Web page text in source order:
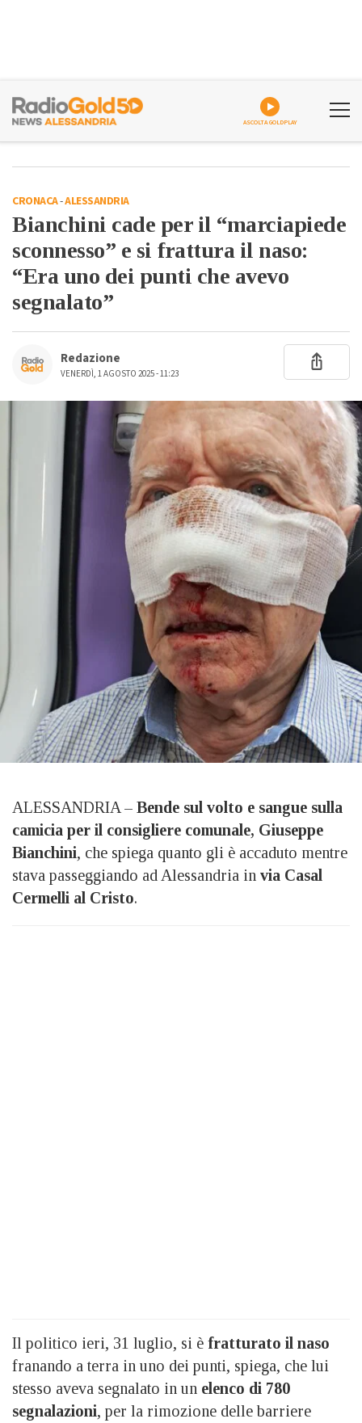
ASCOLTA GOLDPLAY
CRONACA-ALESSANDRIA
Bianchini cade per il “marciapiede
sconnesso” e si frattura il naso:
“Era uno dei punti che avevo
segnalato”
Redazione
VENERDÌ, 1 AGOSTO 2025 - 11:23
ALESSANDRIA – Bende sul volto e sangue sulla
camicia per il consigliere comunale, Giuseppe
Bianchini, che spiega quanto gli è accaduto mentre
stava passeggiando ad Alessandria in via Casal
Cermelli al Cristo.
Il politico ieri, 31 luglio, si è fratturato il naso
franando a terra in uno dei punti, spiega, che lui
stesso aveva segnalato in un elenco di 780
segnalazioni, per la rimozione delle barriere